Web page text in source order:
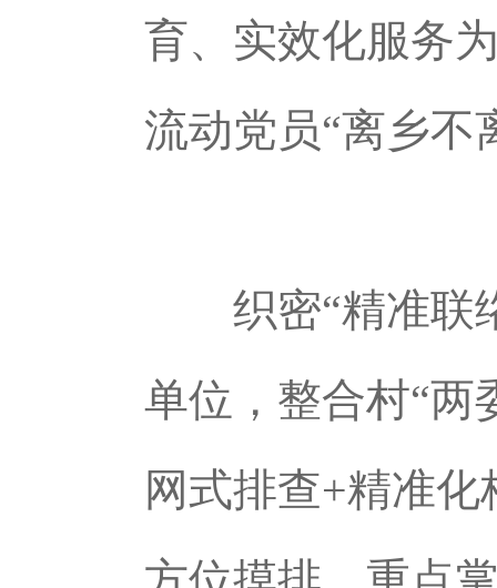
育、实效化服务
流动党员“离乡不
织密“精准联
单位，整合村“两
网式排查+精准